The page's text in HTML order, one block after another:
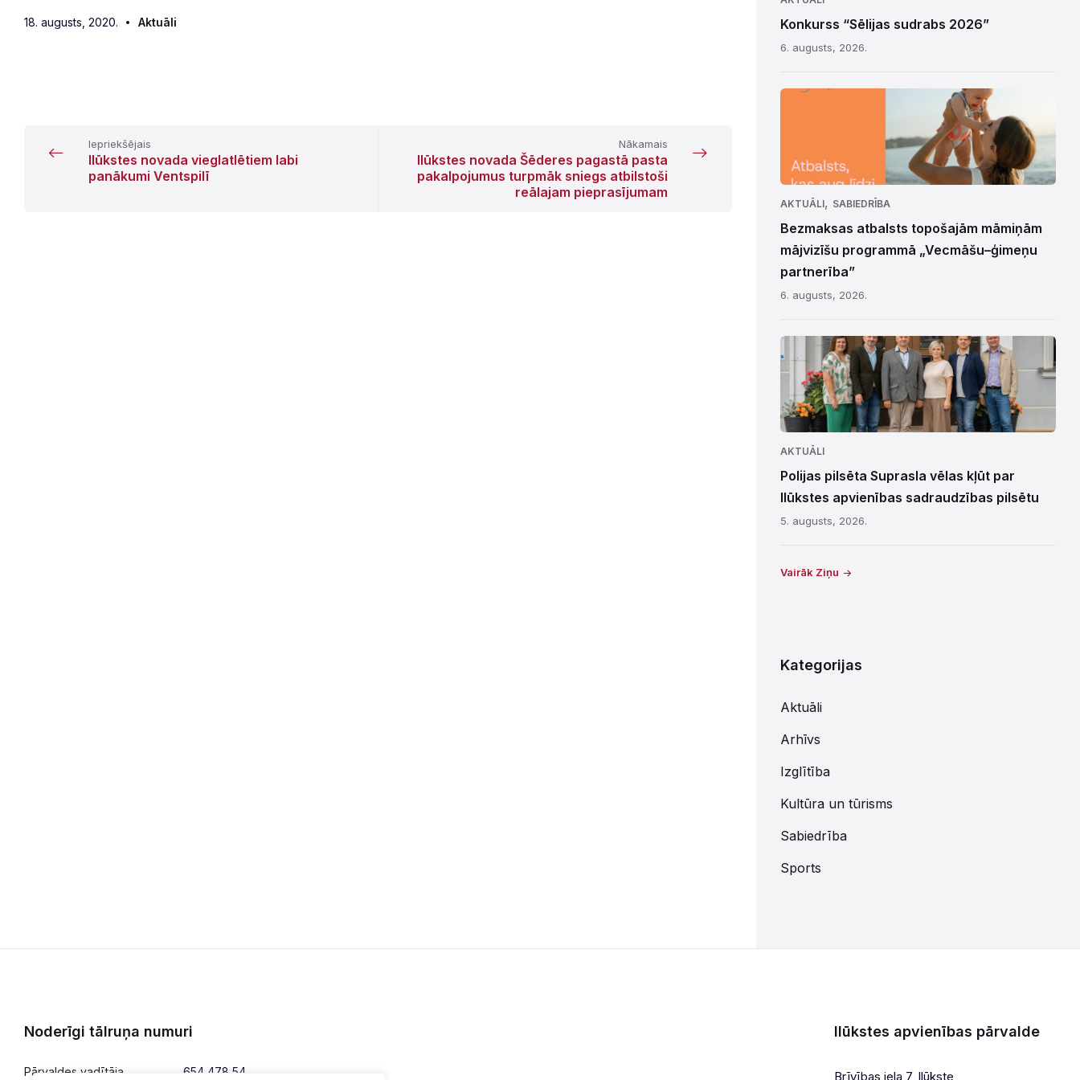
18. augusts, 2020. Aktuāli
Iepriekšējais
Ilūkstes novada vieglatlētiem labi
panākumi Ventspilī
Nākamais
Ilūkstes novada Šēderes pagastā pasta
pakalpojumus turpmāk sniegs atbilstoši
reālajam pieprasījumam
Konkurss “Sēlijas sudrabs 2026”
6. augusts, 2026.
AKTUĀLI, SABIEDRĪBA
Bezmaksas atbalsts topošajām māmiņām
mājvizīšu programmā „Vecmāšu–ģimeņu
partnerība”
6. augusts, 2026.
AKTUĀLI
Polijas pilsēta Suprasla vēlas kļūt par
Ilūkstes apvienības sadraudzības pilsētu
5. augusts, 2026.
Vairāk Ziņu
Kategorijas
Aktuāli
Arhīvs
Izglītība
Kultūra un tūrisms
Sabiedrība
Sports
Noderīgi tālruņa numuri
Pārvaldes vadītāja 654 478 54
Ilūkstes apvienības pārvalde
Brīvības iela 7, Ilūkste,